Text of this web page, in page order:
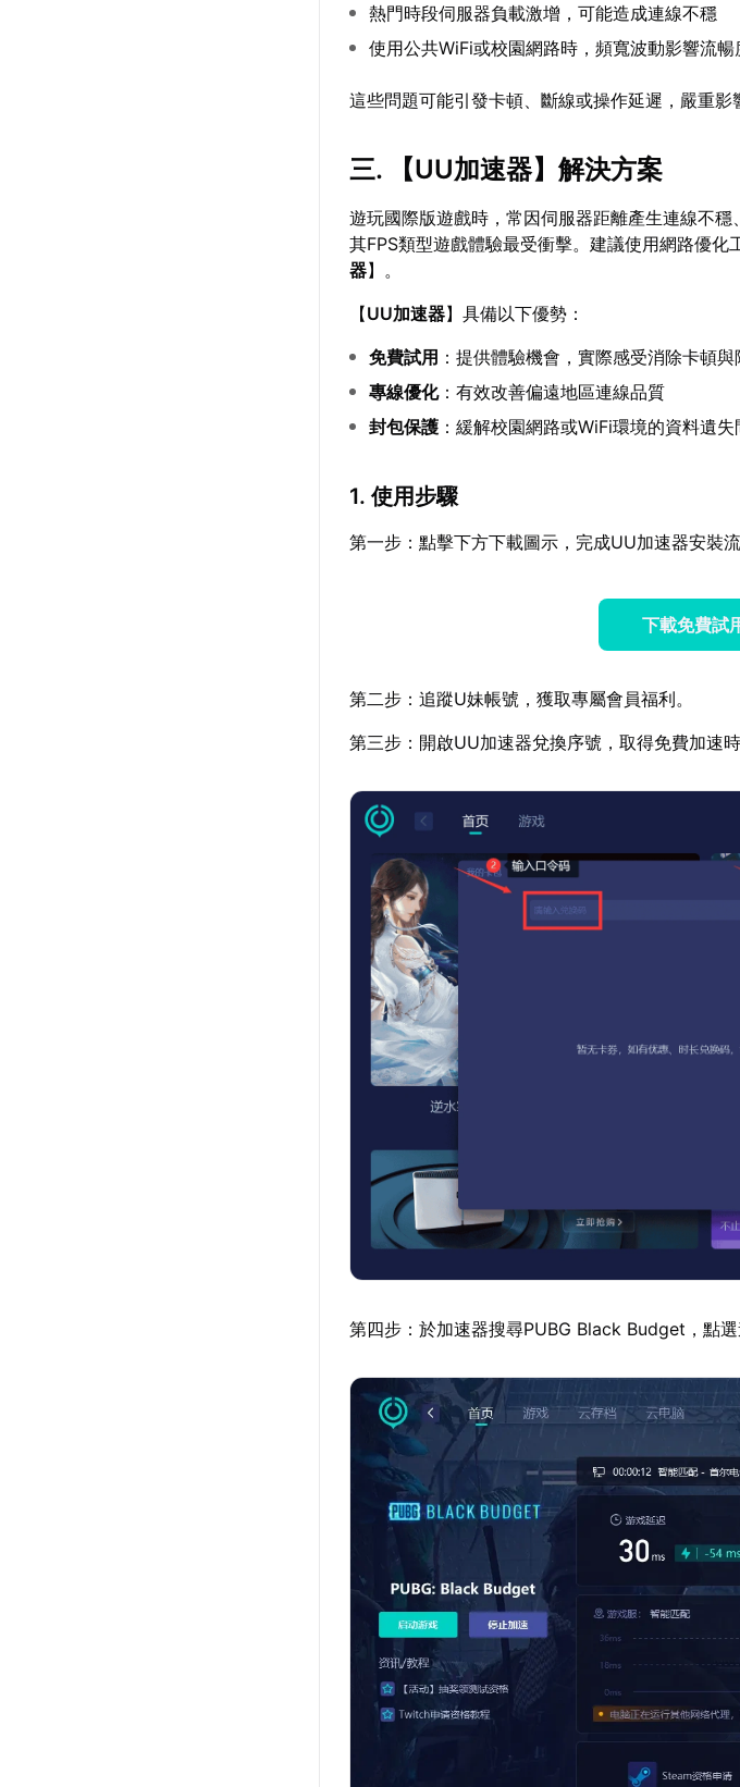
熱門時段伺服器負載激增，可能造成連線不穩
使用公共WiFi或校園網路時，頻寬波動影響流暢
這些問題可能引發卡頓、斷線或操作延遲，嚴重影
三. 【UU加速器】解決方案
遊玩國際版遊戲時，常因伺服器距離產生連線不
其FPS類型遊戲體驗最受衝擊。建議使用網路優化
器】。
【UU加速器】具備以下優勢：
免費試用 ：提供體驗機會，實際感受消除卡頓
專線優化：有效改善偏遠地區連線品質
封包保護 ：緩解校園網路或WiFi環境的資料遺失
1. 使用步驟
第一步：點擊下方下載圖示，完成UU加速器安裝流
下載免費試
第二步：追蹤U妹帳號，獲取專屬會員福利。
第三步：開啟UU加速器兌換序號，取得免費加速時
第四步：於加速器搜尋PUBG Black Budget，點選